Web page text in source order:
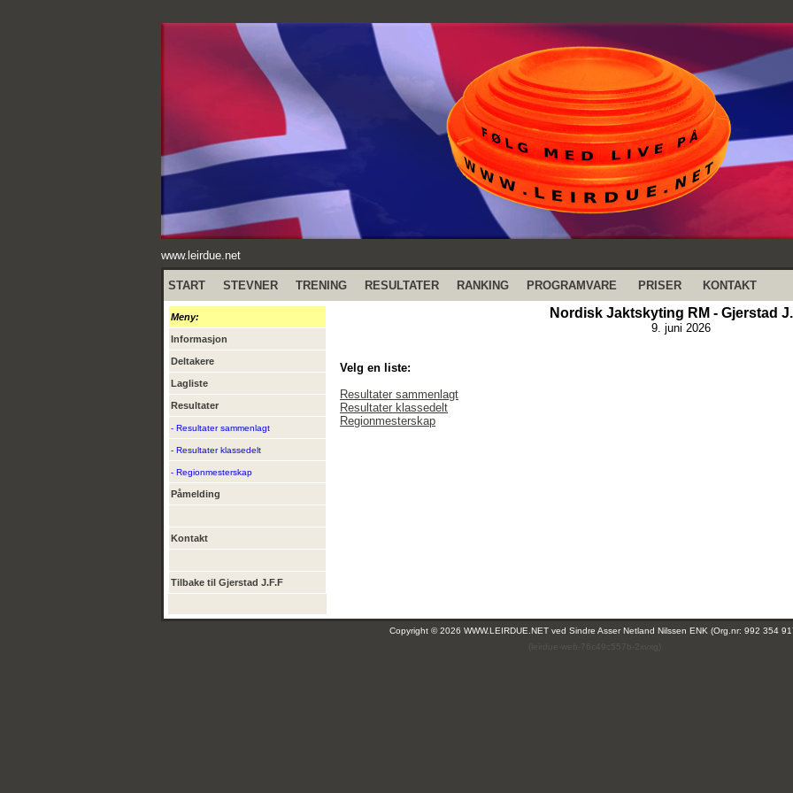
www.leirdue.net
START STEVNER TRENING RESULTATER RANKING PROGRAMVARE PRISER KONTAKT
Meny:
Informasjon
Deltakere
Lagliste
Resultater
- Resultater sammenlagt
- Resultater klassedelt
- Regionmesterskap
Påmelding
Kontakt
Tilbake til Gjerstad J.F.F
Nordisk Jaktskyting RM - Gjerstad
9. juni 2026
Velg en liste:
Resultater sammenlagt
Resultater klassedelt
Regionmesterskap
Copyright © 2026 WWW.LEIRDUE.NET ved Sindre Asser Netland Nilssen ENK (Org.nr: 992 354
(leirdue-web-76c49c557b-2xvxg)